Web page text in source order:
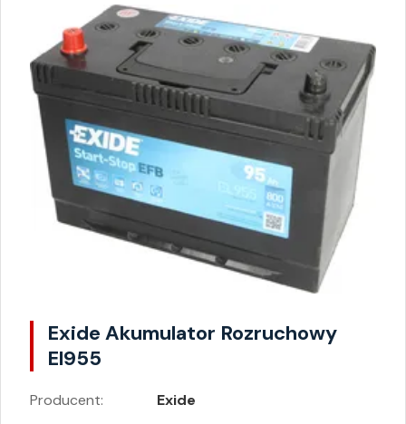
Exide Akumulator Rozruchowy
El955
Producent: Exide